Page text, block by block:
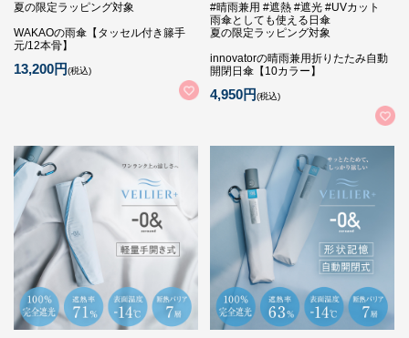
夏の限定ラッピング対象
WAKAOの雨傘【タッセル付き籐手
元/12本骨】
13,200円(税込)
#晴雨兼用 #遮熱 #遮光 #UVカット
雨傘としても使える日傘
夏の限定ラッピング対象
innovatorの晴雨兼用折りたたみ自動
開閉日傘【10カラー】
4,950円(税込)